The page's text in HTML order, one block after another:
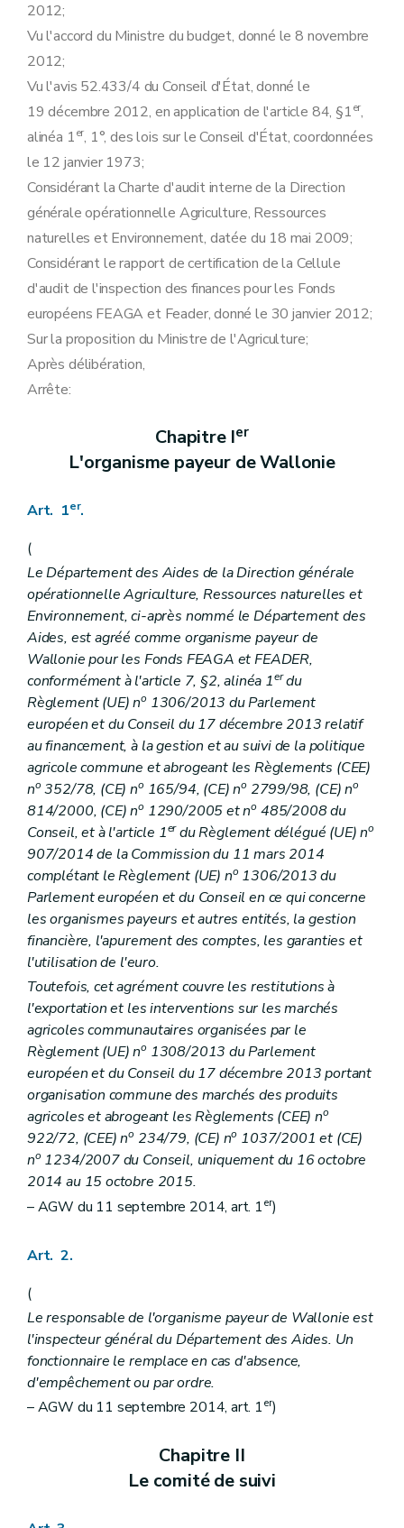
2012;
Vu l'accord du Ministre du budget, donné le 8 novembre
2012;
Vu l'avis 52.433/4 du Conseil d'État, donné le
19 décembre 2012, en application de l'article 84, §1er,
alinéa 1er, 1°, des lois sur le Conseil d'État, coordonnées
le 12 janvier 1973;
Considérant la Charte d'audit interne de la Direction
générale opérationnelle Agriculture, Ressources
naturelles et Environnement, datée du 18 mai 2009;
Considérant le rapport de certification de la Cellule
d'audit de l'inspection des finances pour les Fonds
européens FEAGA et Feader, donné le 30 janvier 2012;
Sur la proposition du Ministre de l'Agriculture;
Après délibération,
Arrête:
Chapitre Ier
L'organisme payeur de Wallonie
Art. 1er.
(
Le Département des Aides de la Direction générale
opérationnelle Agriculture, Ressources naturelles et
Environnement, ci-après nommé le Département des
Aides, est agréé comme organisme payeur de
Wallonie pour les Fonds FEAGA et FEADER,
conformément à l'article 7, §2, alinéa 1erdu
Règlement (UE) no 1306/2013 du Parlement
européen et du Conseil du 17 décembre 2013 relatif
au financement, à la gestion et au suivi de la politique
agricole commune et abrogeant les Règlements (CEE)
no 352/78, (CE) no 165/94, (CE) no 2799/98, (CE) no
814/2000, (CE) no 1290/2005 et no 485/2008 du
Conseil, et à l'article 1erdu Règlement délégué (UE) no
907/2014 de la Commission du 11 mars 2014
complétant le Règlement (UE) no 1306/2013 du
Parlement européen et du Conseil en ce qui concerne
les organismes payeurs et autres entités, la gestion
financière, l'apurement des comptes, les garanties et
l'utilisation de l'euro.
Toutefois, cet agrément couvre les restitutions à
l'exportation et les interventions sur les marchés
agricoles communautaires organisées par le
Règlement (UE) no 1308/2013 du Parlement
européen et du Conseil du 17 décembre 2013 portant
organisation commune des marchés des produits
agricoles et abrogeant les Règlements (CEE) no
922/72, (CEE) no 234/79, (CE) no 1037/2001 et (CE)
no 1234/2007 du Conseil, uniquement du 16 octobre
2014 au 15 octobre 2015.
– AGW du 11 septembre 2014, art. 1er)
Art. 2.
(
Le responsable de l'organisme payeur de Wallonie est
l'inspecteur général du Département des Aides. Un
fonctionnaire le remplace en cas d'absence,
d'empêchement ou par ordre.
– AGW du 11 septembre 2014, art. 1er)
Chapitre II
Le comité de suivi